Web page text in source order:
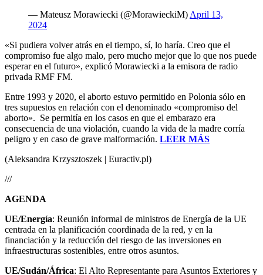
— Mateusz Morawiecki (@MorawieckiM) April 13,
2024
«Si pudiera volver atrás en el tiempo, sí, lo haría. Creo que el
compromiso fue algo malo, pero mucho mejor que lo que nos puede
esperar en el futuro», explicó Morawiecki a la emisora de radio
privada RMF FM.
Entre 1993 y 2020, el aborto estuvo permitido en Polonia sólo en
tres supuestos en relación con el denominado «compromiso del
aborto». Se permitía en los casos en que el embarazo era
consecuencia de una violación, cuando la vida de la madre corría
peligro y en caso de grave malformación. LEER MÁS
(Aleksandra Krzysztoszek | Euractiv.pl)
///
AGENDA
UE/Energía: Reunión informal de ministros de Energía de la UE
centrada en la planificación coordinada de la red, y en la
financiación y la reducción del riesgo de las inversiones en
infraestructuras sostenibles, entre otros asuntos.
UE/Sudán/África: El Alto Representante para Asuntos Exteriores y